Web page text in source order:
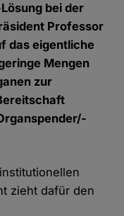
bei der
Professor
das eigentliche
Mengen
zur
zieht dafür den